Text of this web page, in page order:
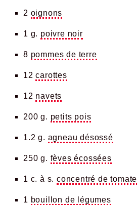
2 oignons
1 g. poivre noir
8 pommes de terre
12carottes
12 navets
200 g. petits pois
1.2 g. agneau désossé
250 g. fèves écossées
1 c. à s. concentré de
1 bouillon de légumes